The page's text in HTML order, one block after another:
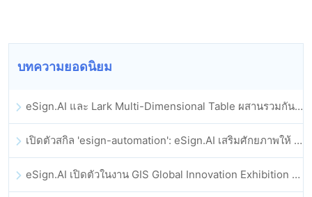
บทความยอดนิยม
eSign.AI และ Lark Multi-Dimensional Table ผสานรวมกันอย่างเป็นทางการ: การลงนามและการเก็บถาวรสัญญาอิเล็กทรอนิกส์แบบอัตโนมัติเต็มรูปแบบ
เปิดตัวสกิล 'esign-automation': eSign.AI เสริมศักยภาพให้ OpenClaw ด้วยลายเซ็นอิเล็กทรอนิกส์อัตโนมัติ
eSign.AI เปิดตัวในงาน GIS Global Innovation Exhibition 2025